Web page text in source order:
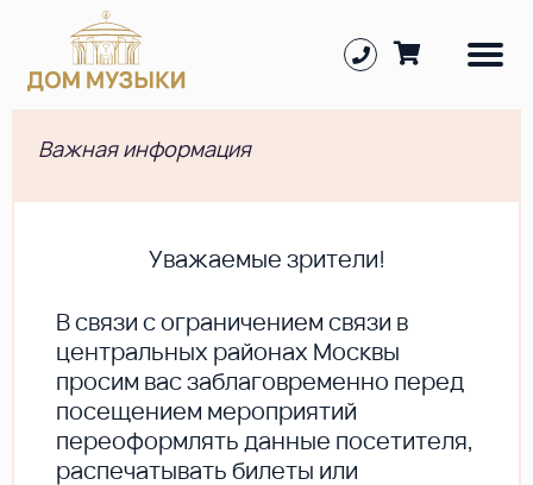
Важная информация
Уважаемые зрители!
В cвязи с ограничением связи в
центральных районах Москвы
просим вас заблаговременно перед
посещением мероприятий
переоформлять данные посетителя,
распечатывать билеты или